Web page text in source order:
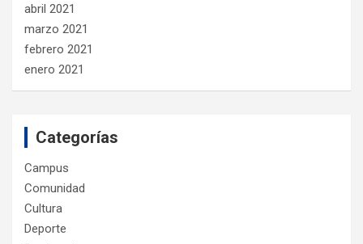
abril 2021
marzo 2021
febrero 2021
enero 2021
Categorías
Campus
Comunidad
Cultura
Deporte